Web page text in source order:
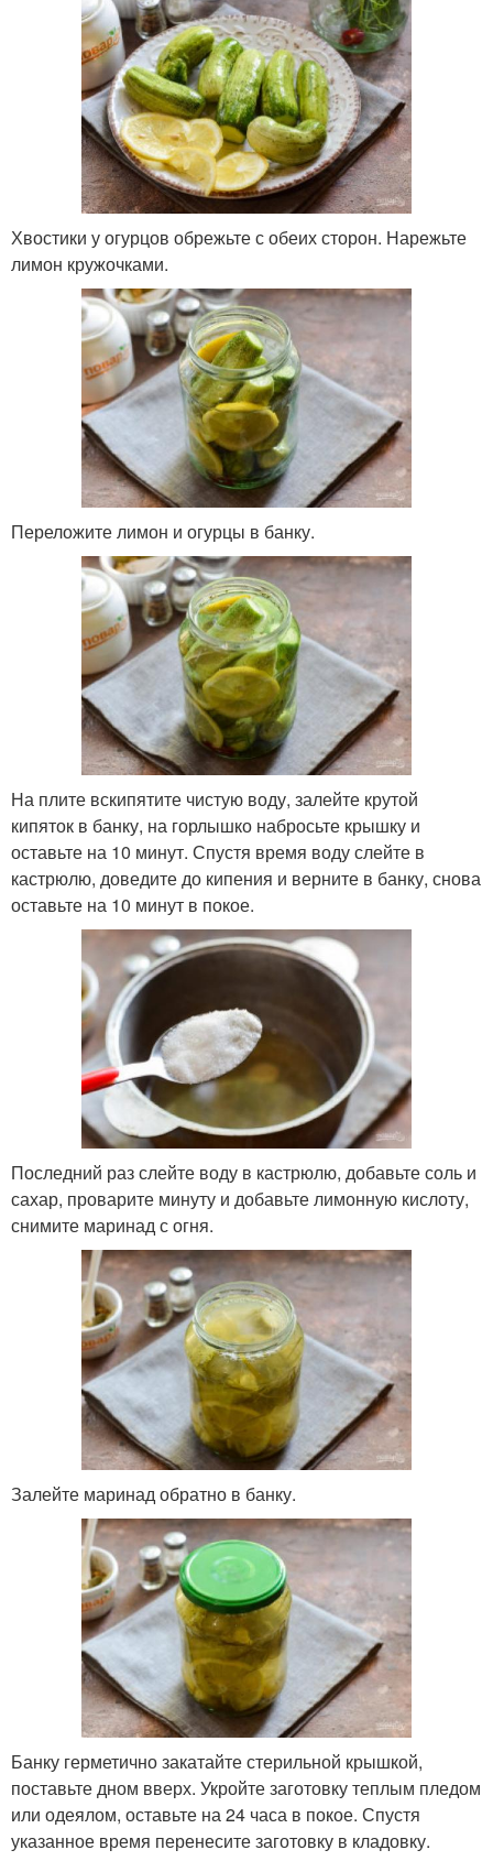
Хвостики у огурцов обрежьте с обеих сторон. Нарежьте
лимон кружочками.
Переложите лимон и огурцы в банку.
На плите вскипятите чистую воду, залейте крутой
кипяток в банку, на горлышко набросьте крышку и
оставьте на 10 минут. Спустя время воду слейте в
кастрюлю, доведите до кипения и верните в банку, снова
оставьте на 10 минут в покое.
Последний раз слейте воду в кастрюлю, добавьте соль и
сахар, проварите минуту и добавьте лимонную кислоту,
снимите маринад с огня.
Залейте маринад обратно в банку.
Банку герметично закатайте стерильной крышкой,
поставьте дном вверх. Укройте заготовку теплым пледом
или одеялом, оставьте на 24 часа в покое. Спустя
указанное время перенесите заготовку в кладовку.